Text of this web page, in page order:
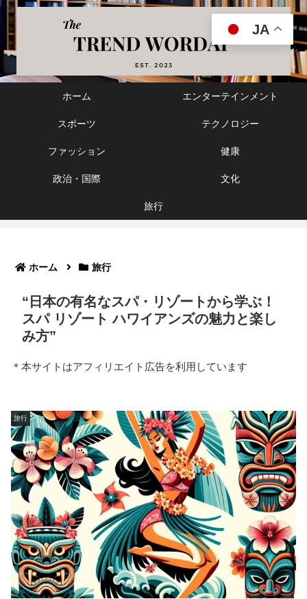
ホーム エンターテインメント
スポーツ テクノロジー
ファッション 健康
政治・国際 文化
旅行
ホーム 旅行
“日本の有名なスパ・リゾートから学ぶ！
スパ リゾート ハワイアンズの魅力と楽し
み方”
＊本サイトはアフィリエイト広告を利用しています
旅行
JA